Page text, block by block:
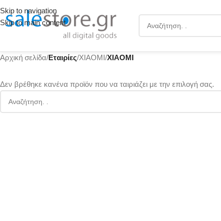
Skip to navigation
Skip to main content
Αρχική σελίδα/Εταιρίες/XIAOMI/XIAOMI
Δεν βρέθηκε κανένα προϊόν που να ταιριάζει με την επιλογή σας.